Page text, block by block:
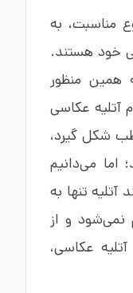
مناسبت، به
خود هستند.
همین منظور
آتلیه عکاسی
شکل گیرد،
می‌دانیم
تنها به
و از
عکاسی،